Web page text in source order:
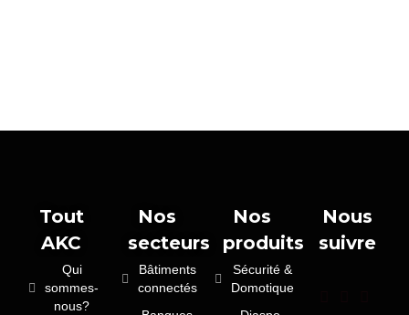
Tout
AKC
Qui
sommes-
nous?
Nos
secteurs
Bâtiments
connectés
Nos
produits
Sécurité &
Domotique
Nous
suivre